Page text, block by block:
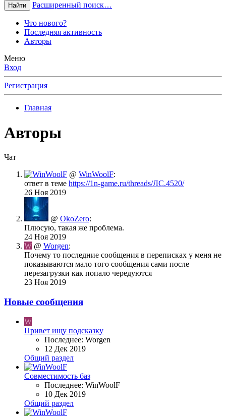
Найти Расширенный поиск…
Что нового?
Последняя активность
Авторы
Меню
Вход
Регистрация
Главная
Авторы
Чат
@ WinWoolF:
ответ в теме https://1n-game.ru/threads/ЛС.4520/
26 Ноя 2019
@ OkoZero:
Плюсую, такая же проблема.
24 Ноя 2019
W @ Worgen:
Почему то последние сообщения в переписках у меня не
показываются мало того сообщения сами после
перезагрузки как попало чередуются
23 Ноя 2019
Новые сообщения
W
Привет ищу подсказку
Последнее: Worgen
12 Дек 2019
Общий раздел
Совместимость баз
Последнее: WinWoolF
10 Дек 2019
Общий раздел